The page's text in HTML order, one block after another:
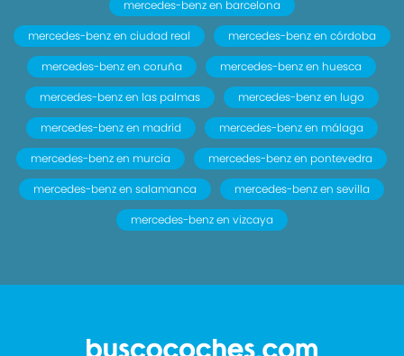
mercedes-benz en barcelona
mercedes-benz en ciudad real
mercedes-benz en córdoba
mercedes-benz en coruña
mercedes-benz en huesca
mercedes-benz en las palmas
mercedes-benz en lugo
mercedes-benz en madrid
mercedes-benz en málaga
mercedes-benz en murcia
mercedes-benz en pontevedra
mercedes-benz en salamanca
mercedes-benz en sevilla
mercedes-benz en vizcaya